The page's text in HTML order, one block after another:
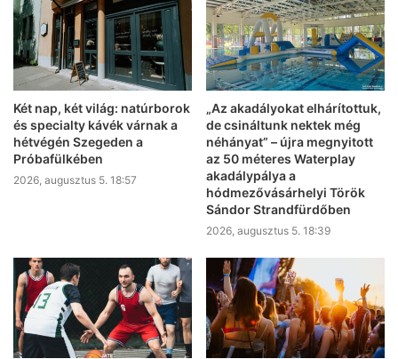
Két nap, két világ: natúrborok
és specialty kávék várnak a
hétvégén Szegeden a
Próbafülkében
2026, augusztus 5. 18:57
„Az akadályokat elhárítottuk,
de csináltunk nektek még
néhányat” – újra megnyitott
az 50 méteres Waterplay
akadálypálya a
hódmezővásárhelyi Török
Sándor Strandfürdőben
2026, augusztus 5. 18:39